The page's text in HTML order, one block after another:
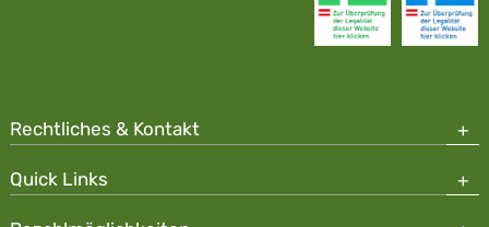
Rechtliches & Kontakt
Quick Links